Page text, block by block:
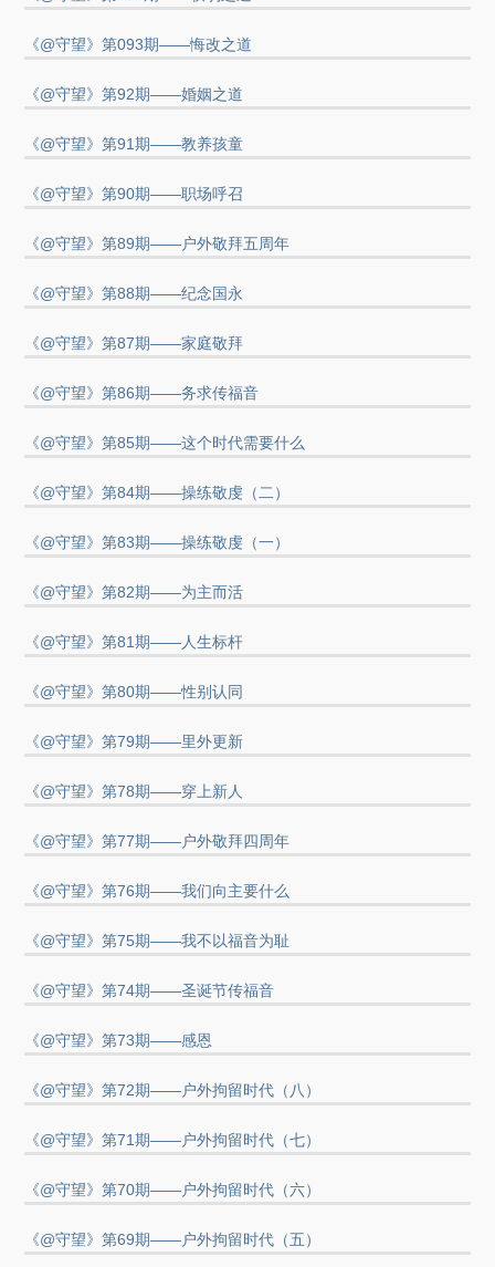
《@守望》第093期——悔改之道
《@守望》第92期——婚姻之道
《@守望》第91期——教养孩童
《@守望》第90期——职场呼召
《@守望》第89期——户外敬拜五周年
《@守望》第88期——纪念国永
《@守望》第87期——家庭敬拜
《@守望》第86期——务求传福音
《@守望》第85期——这个时代需要什么
《@守望》第84期——操练敬虔（二）
《@守望》第83期——操练敬虔（一）
《@守望》第82期——为主而活
《@守望》第81期——人生标杆
《@守望》第80期——性别认同
《@守望》第79期——里外更新
《@守望》第78期——穿上新人
《@守望》第77期——户外敬拜四周年
《@守望》第76期——我们向主要什么
《@守望》第75期——我不以福音为耻
《@守望》第74期——圣诞节传福音
《@守望》第73期——感恩
《@守望》第72期——户外拘留时代（八）
《@守望》第71期——户外拘留时代（七）
《@守望》第70期——户外拘留时代（六）
《@守望》第69期——户外拘留时代（五）